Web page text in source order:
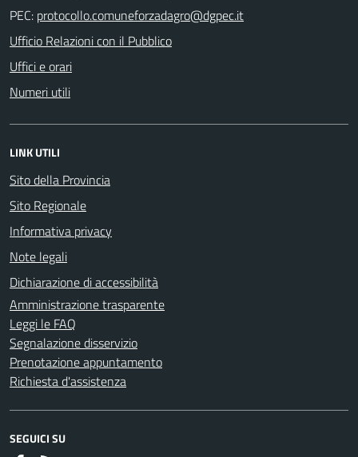
PEC:
Ufficio Relazioni con il Pubblico
Uffici e orari
Numeri utili
LINK UTILI
Sito della Provincia
Sito Regionale
Informativa privacy
Note legali
Dichiarazione di accessibilità
Amministrazione trasparente
Leggi le FAQ
Segnalazione disservizio
Prenotazione appuntamento
Richiesta d'assistenza
SEGUICI SU